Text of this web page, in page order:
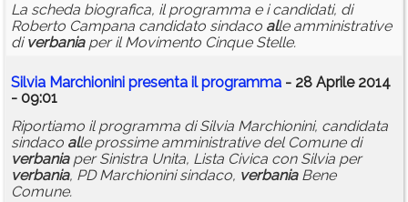
La scheda biografica, il programma e i candidati, di
Roberto Campana candidato sindaco alle amministrative
di verbaniaper il Movimento Cinque Stelle.
Silvia Marchionini presenta il programma - 28 Aprile 2014
- 09:01
Riportiamo il programma di Silvia Marchionini, candidata
sindaco alle prossime amministrative del Comune di
verbaniaper Sinistra Unita, Lista Civica con Silvia per
verbania, PD Marchionini sindaco, verbaniaBene
Comune.